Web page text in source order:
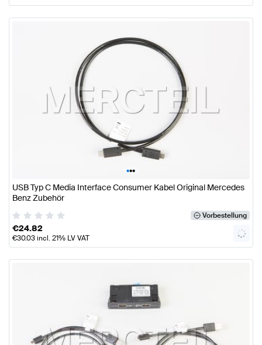
•••
USB Typ C Media Interface Consumer Kabel Original Mercedes
Benz Zubehör
Vorbestellung
€24.82
€30.03incl. 21% LV VAT